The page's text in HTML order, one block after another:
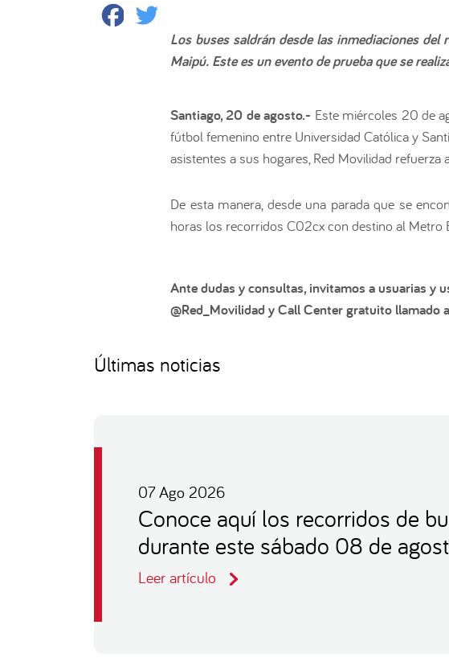
Facebook
Los buses saldrán desde las inmediaciones
Maipú. Este es un evento de prueba que se
Santiago, 20 de agosto.- Este miércoles 20 de
fútbol femenino entre Universidad Católica y
asistentes a sus hogares, Red Movilidad
De esta manera, desde una parada que se
horas los recorridos C02cx con destino al Metro
Ante dudas y consultas, invitamos a usuarias y
@Red_Movilidad y Call Center gratuito
Últimas noticias
07 Ago 2026
Conoce aquí los recorridos de
durante este sábado 08 de
Leer artículo